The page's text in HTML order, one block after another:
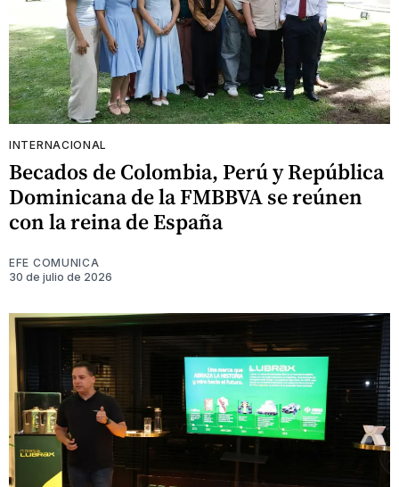
INTERNACIONAL
Becados de Colombia, Perú y República
Dominicana de la FMBBVA se reúnen
con la reina de España
EFE COMUNICA
30 de julio de 2026